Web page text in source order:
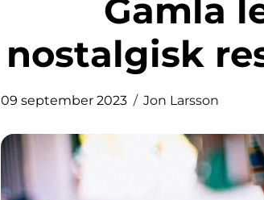
Gamla leksaker – en
nostalgisk
09 september 2023 Jon Larsson